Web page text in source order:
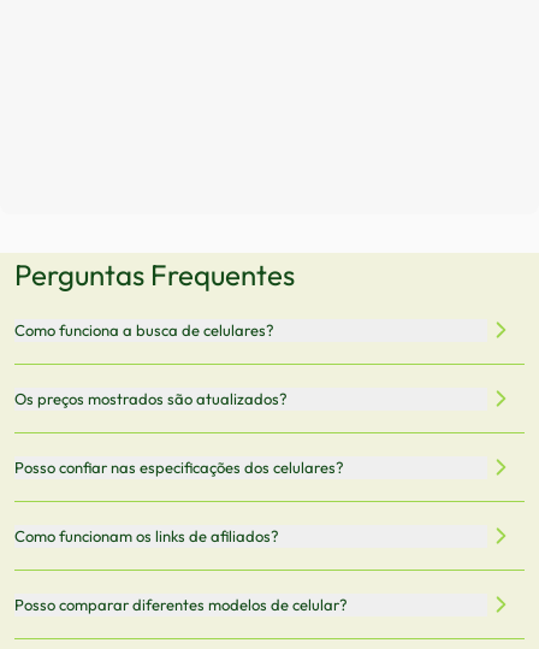
Perguntas Frequentes
Como funciona a busca de celulares?
armazenamento, memória RAM, bateria e conectividade
5G.
Os preços mostrados são atualizados?
vendedor antes de finalizar sua compra.
Posso confiar nas especificações dos celulares?
informações mais recentes de cada modelo.
Como funcionam os links de afiliados?
Posso comparar diferentes modelos de celular?